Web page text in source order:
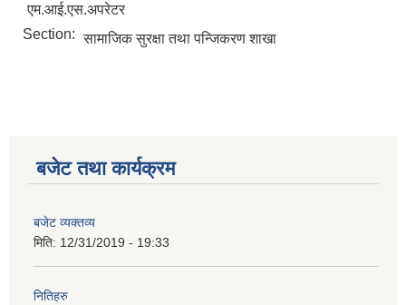
एम.आई.एस.अपरेटर
Section: सामाजिक सुरक्षा तथा पन्जिकरण शाखा
बजेट तथा कार्यक्रम
बजेट व्यक्तव्य
मिति: 12/31/2019 - 19:33
नितिहरु